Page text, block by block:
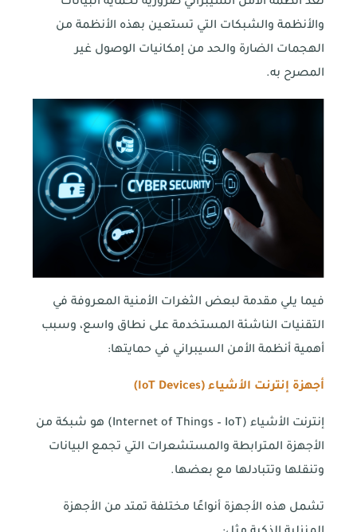
والأنظمة والشبكات التي تستعين بهذه الأنظمة من
الهجمات الضارة والحد من إمكانيات الوصول غير
المصرح به.
فيما يلي مقدمة لبعض الثغرات الأمنية المعروفة في
التقنيات الناشئة المستخدمة على نطاق واسع، وسبب
أهمية أنظمة الأمن السيبراني في حمايتها:
أجهزة إنترنت الأشياء (IoT Devices)
إنترنت الأشياء (Internet of Things – IoT) هو شبكة من
الأجهزة المترابطة والمستشعرات التي تجمع البيانات
وتنقلها وتتبادلها مع بعضها.
تشمل هذه الأجهزة أنواعًا مختلفة تمتد من الأجهزة